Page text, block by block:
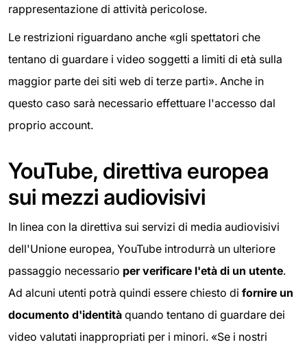
rappresentazione di attività pericolose.
Le restrizioni riguardano anche «gli spettatori che
tentano di guardare i video soggetti a limiti di età sulla
maggior parte dei siti web di terze parti». Anche in
questo caso sarà necessario effettuare l'accesso dal
proprio account.
YouTube, direttiva europea
sui mezzi audiovisivi
In linea con la direttiva sui servizi di media audiovisivi
dell'Unione europea, YouTube introdurrà un ulteriore
passaggio necessario per verificare l'età di un utente.
Ad alcuni utenti potrà quindi essere chiesto di fornire un
documento d'identità quando tentano di guardare dei
video valutati inappropriati per i minori. «Se i nostri